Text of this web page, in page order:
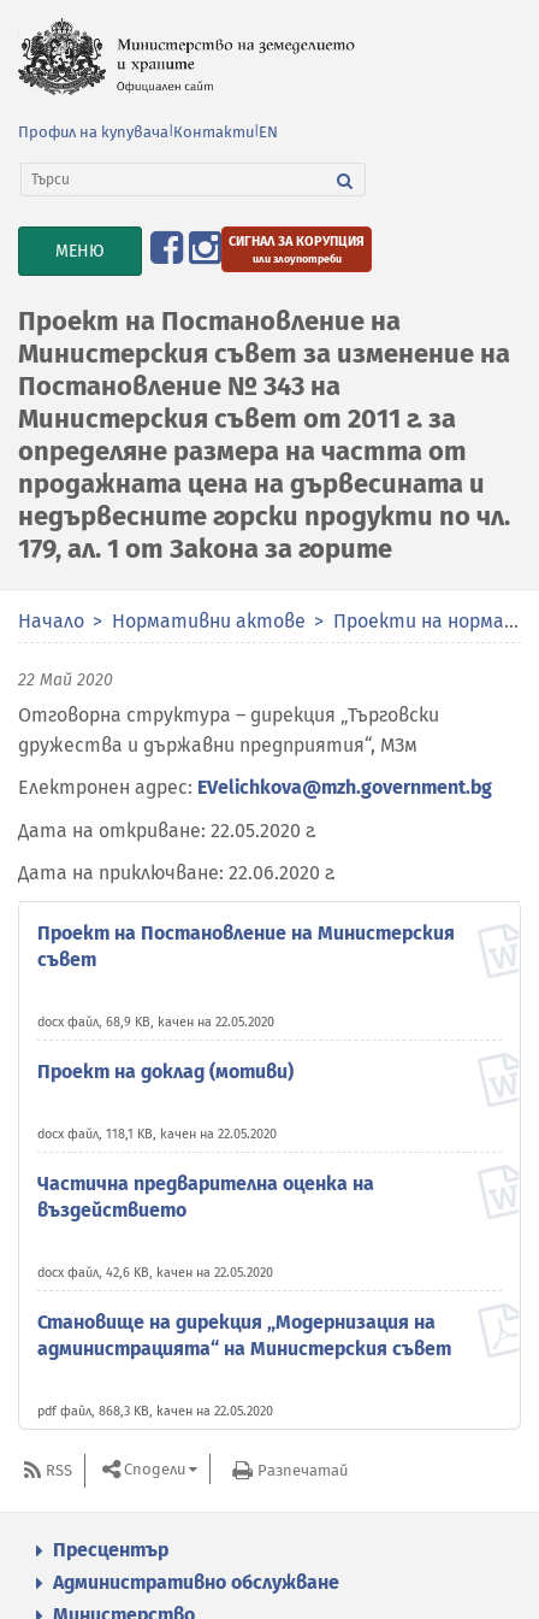
Профил на купувача Контакти EN
TOGGLE
NAVIGATION
МЕНЮ СИГНАЛ ЗА КОРУПЦИЯ
или злоупотреби
Проект на Постановление на
Министерския съвет за изменение на
Постановление № 343 на
Министерския съвет от 2011 г. за
определяне размера на частта от
продажната цена на дървесината и
недървесните горски продукти по чл.
179, ал. 1 от Закона за горите
Начало Нормативни актове Проекти на нормативни актове
22 Май 2020
Отговорна структура – дирекция „Търговски
дружества и държавни предприятия“, МЗм
Електронен адрес: EVelichkova@mzh.government.bg
Дата на откриване: 22.05.2020 г.
Дата на приключване: 22.06.2020 г.
Проект на Постановление на Министерския
съвет
docx файл, 68,9 KB, качен на 22.05.2020
Проект на доклад (мотиви)
docx файл, 118,1 KB, качен на 22.05.2020
Частична предварителна оценка на
въздействието
docx файл, 42,6 KB, качен на 22.05.2020
Становище на дирекция „Модернизация на
администрацията“ на Министерския съвет
pdf файл, 868,3 KB, качен на 22.05.2020
RSS Сподели Разпечатай
Пресцентър
Административно обслужване